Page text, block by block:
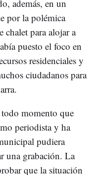
además, en un
por la polémica
chalet para alojar a
puesto el foco en
residenciales y
ciudadanos para
momento que
periodista y ha
pudiera
una grabación. La
que la situación